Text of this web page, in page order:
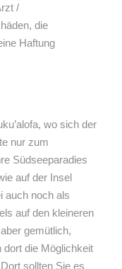
/
die
Haftung
wo sich der
nur zum
Südseeparadies
auf der Insel
auch noch als
auf den kleineren
gemütlich,
dort die Möglichkeit
sollten Sie es